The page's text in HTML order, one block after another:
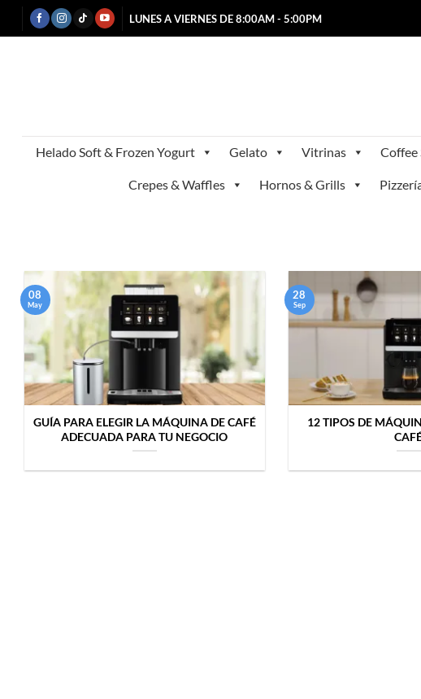
Saltar
LUNES A VIERNES DE 8:00AM - 5:00PM
Helado Soft & Frozen Yogurt Gelato Vitrinas Coffee
Crepes & Waffles Hornos & Grills
GUÍA PARA ELEGIR LA MÁQUINA DE CAFÉ
ADECUADA PARA TU NEGOCIO
08
May
12 TIPOS DE
28
Sep